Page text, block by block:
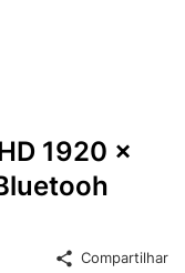
1920 x
Compartilhar